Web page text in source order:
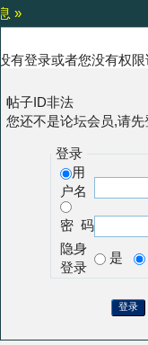
»
有登录或者您没有权
帖子ID非法
您还不是论坛会员,请先
登录
用
户名
密 码
隐身
登录
是